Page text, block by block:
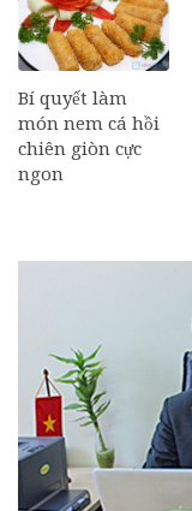
Bí quyết làm
món nem cá hồi
chiên giòn cực
ngon